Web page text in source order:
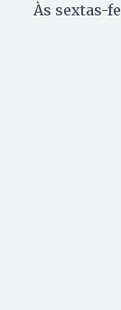
Às sextas-